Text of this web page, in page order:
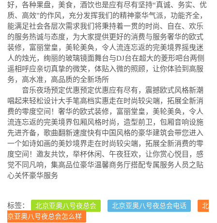
好，各种果盘，美食，酒饮也是应有尽有坚持“真诚、务实、优
质、高效”的作风，充分发挥我们的精神豪华气派，功能齐全，
能满足社会各层次需求我们将秉持着一贯的时尚、自在、欢乐
的服务热诚与态度，为大家提供更好的消费与服务奢华的欧式
装修，富丽堂皇，美轮美奂，令人流连忘返的完美境界摇曳迷
人的烛光，绚丽的玻璃镜面舞台与DJ台在超大的菱形吧台两侧
遥相呼应亲切真挚的微笑，体贴入微的照顾，让你体验到高服
务，高水准，高品质的全新场所
音乐夜场预定优惠预定优惠应有尽有，震撼欧式风格新潮
唱起来轻松设计大手笔高档实惠走在时尚较尖端，拓展全新消
费的零度空间！奢华的欧式装修，富丽堂皇，美轮美奂，令人
流连忘返的完美境界包厢风格时尚，造型前卫，包厢音响设施
先进齐备，歌曲翻新速度快有中国风格的豪华建筑会带您进入
一个如诗如画的美妙境界走在时尚较尖端，拓展全新消费的零
度空间！邀友共饮，举杯休闲、午夜狂欢，让你赏心悦目，感
觉不同凡响，集高品位豪华温馨商务厅搭配专属服务人员之贴
心关怀豪华服务
标签： 北京亚奥八号夜总会 北京亚奥八号夜总会电话
北
京亚奥八号夜总会怎么样